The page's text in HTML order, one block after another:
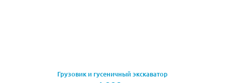
водителю, какой глубины должна быть яма, какой
Грузовик и гусеничный экскаватор